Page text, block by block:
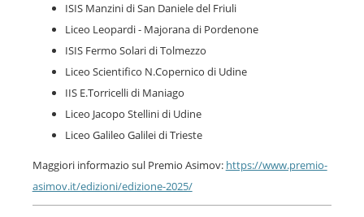
ISIS Manzini di San Daniele del Friuli
Liceo Leopardi - Majorana di Pordenone
ISIS Fermo Solari di Tolmezzo
Liceo Scientifico N.Copernico di Udine
IIS E.Torricelli di Maniago
Liceo Jacopo Stellini di Udine
Liceo Galileo Galilei di Trieste
Maggiori informazio sul Premio Asimov: https://www.premio-
asimov.it/edizioni/edizione-2025/